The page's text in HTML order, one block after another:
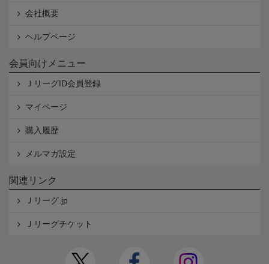
会社概要
ヘルプページ
会員向けメニュー
ＪリーグID会員登録
マイページ
購入履歴
メルマガ設定
関連リンク
Ｊリーグ.jp
Ｊリーグチケット